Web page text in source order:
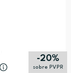
-20%
sobre PVPR